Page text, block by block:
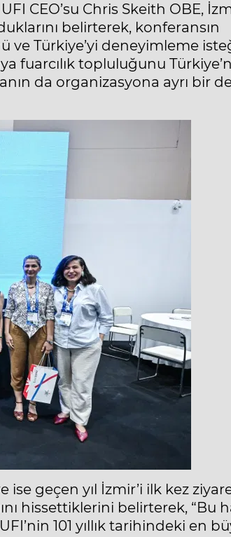
CEO’su Chris Skeith OBE,
belirterek, konferansın
ve Türkiye’yi deneyimleme
fuarcılık topluluğunu
da organizasyona ayrı bir
geçen yıl İzmir’i ilk kez
hissettiklerini belirterek, “Bu
101 yıllık tarihindeki en